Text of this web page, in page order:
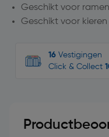
Geschikt voor
Geschikt voor
16 Vestigingen
Click & Collect